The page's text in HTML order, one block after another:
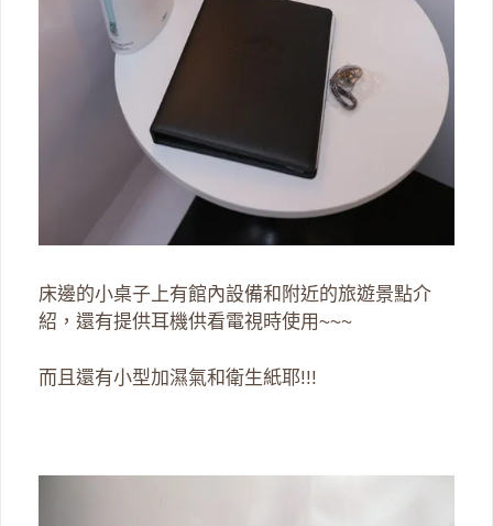
床邊的小桌子上有館內設備和附近的旅遊景點介
紹，還有提供耳機供看電視時使用~~~
而且還有小型加濕氣和衛生紙耶!!!